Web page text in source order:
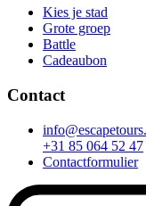
Kies je stad
Grote groep
Battle
Cadeaubon
Contact
+31 85 064 52 47
Contactformulier